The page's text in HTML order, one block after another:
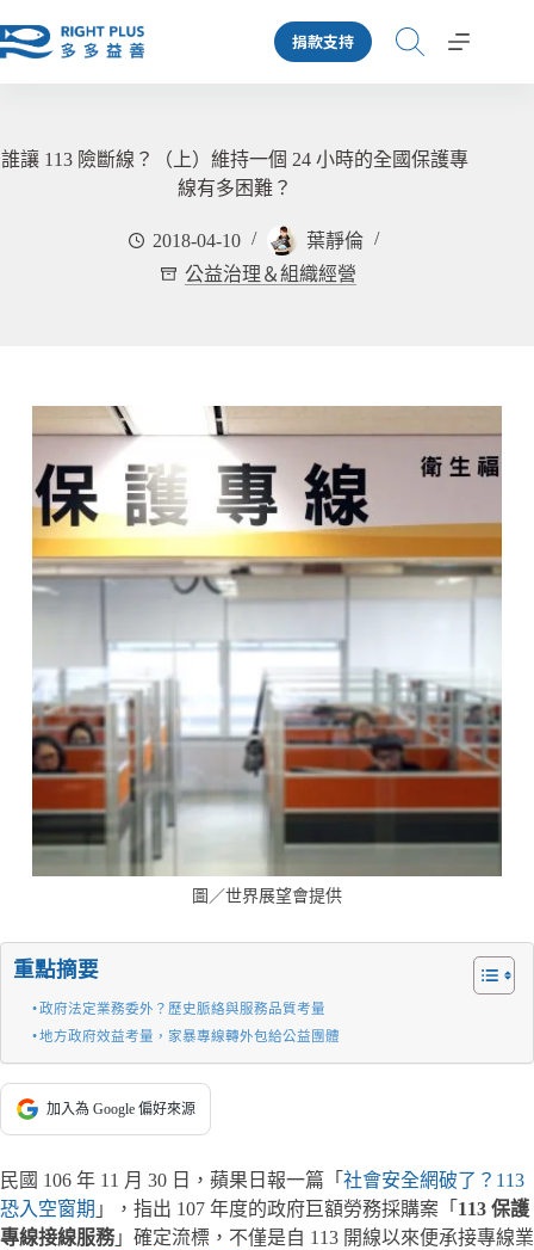
至
容
捐款支持
誰讓 113 險斷線？（上）維持一個 24 小時的全國保護專
線有多困難？
2018-04-10
葉靜倫
公益治理＆組織經營
圖／世界展望會提供
重點摘要
政府法定業務委外？歷史脈絡與服務品質考量
地方政府效益考量，家暴專線轉外包給公益團體
加入為 Google 偏好來源
民國 106 年 11 月 30 日，蘋果日報一篇「 社會安全網破了？113
恐入空窗期 」，指出 107 年度的政府巨額勞務採購案「 113 保護
專線接線服務」確定流標，不僅是自 113 開線以來便承接專線業